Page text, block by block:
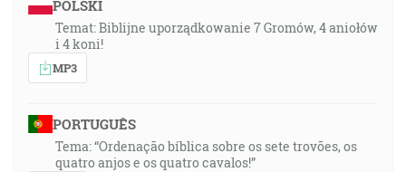
POLSKI
Temat: Biblijne uporządkowanie 7 Gromów, 4 aniołów
i 4 koni!
MP3
PORTUGUÊS
Tema: “Ordenação bíblica sobre os sete trovões, os
quatro anjos e os quatro cavalos!”